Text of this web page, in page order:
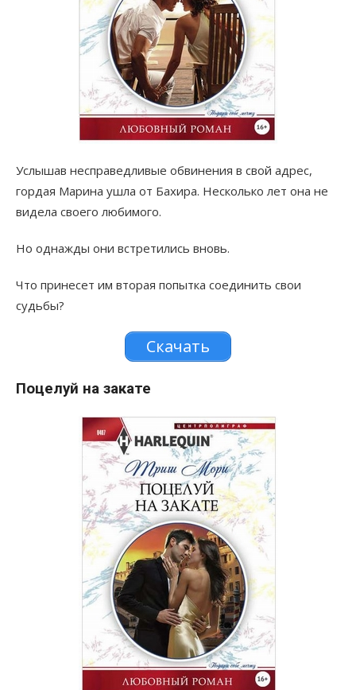
Услышав несправедливые обвинения в свой адрес,
гордая Марина ушла от Бахира. Несколько лет она не
видела своего любимого.
Но однажды они встретились вновь.
Что принесет им вторая попытка соединить свои
судьбы?
Скачать
Поцелуй на закате